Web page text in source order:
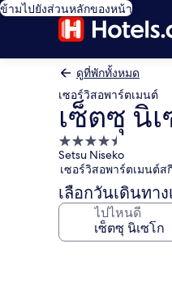
ข้ามไปยังส่วนหลักของหน้า
ดูที่พักทั้งหมด
เซอร์วิสอพาร์ตเมนต์
เซ็ตซุ นิ
ที่พัก
4.5
ดาว
Setsu Niseko
เซอร์วิสอพาร์ตเมนต์
เลือกวันเดินทา
ไปไหนดี